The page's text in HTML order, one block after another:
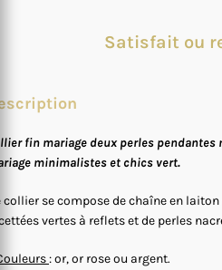
Satisfait ou
fin mariage deux perles pendantes
minimalistes et chics vert.
collier se compose de chaîne en laiton
vertes à reflets et de perles
: or, or rose ou argent.